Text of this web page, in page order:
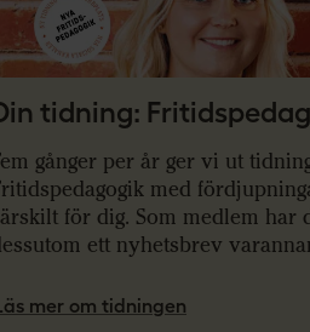
tidning:
gånger per år ger vi ut
med
för dig. Som medlem har
ett nyhetsbrev
mer om tidningen